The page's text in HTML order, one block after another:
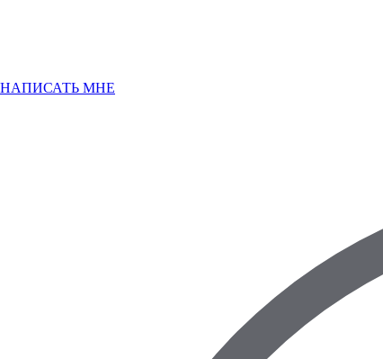
НАПИСАТЬ МНЕ